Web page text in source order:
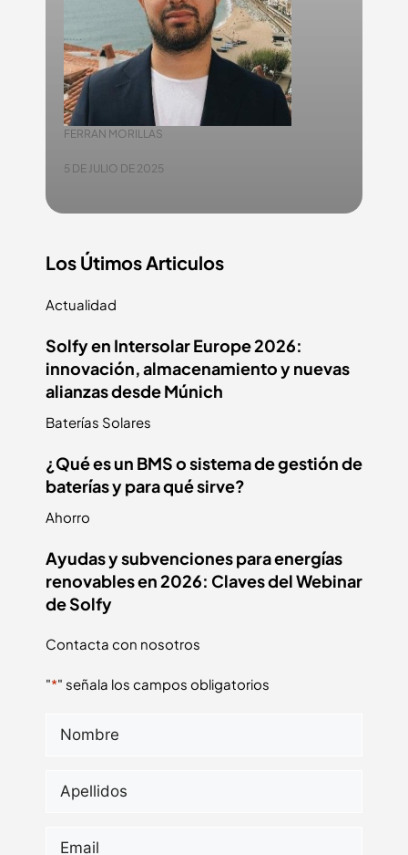
FERRAN MORILLAS
5 DE JULIO DE 2025
Los Útimos Articulos
Actualidad
Solfy en Intersolar Europe 2026:
innovación, almacenamiento y nuevas
alianzas desde Múnich
Baterías Solares
¿Qué es un BMS o sistema de gestión de
baterías y para qué sirve?
Ahorro
Ayudas y subvenciones para energías
renovables en 2026: Claves del Webinar
de Solfy
Contacta con nosotros
"*" señala los campos obligatorios